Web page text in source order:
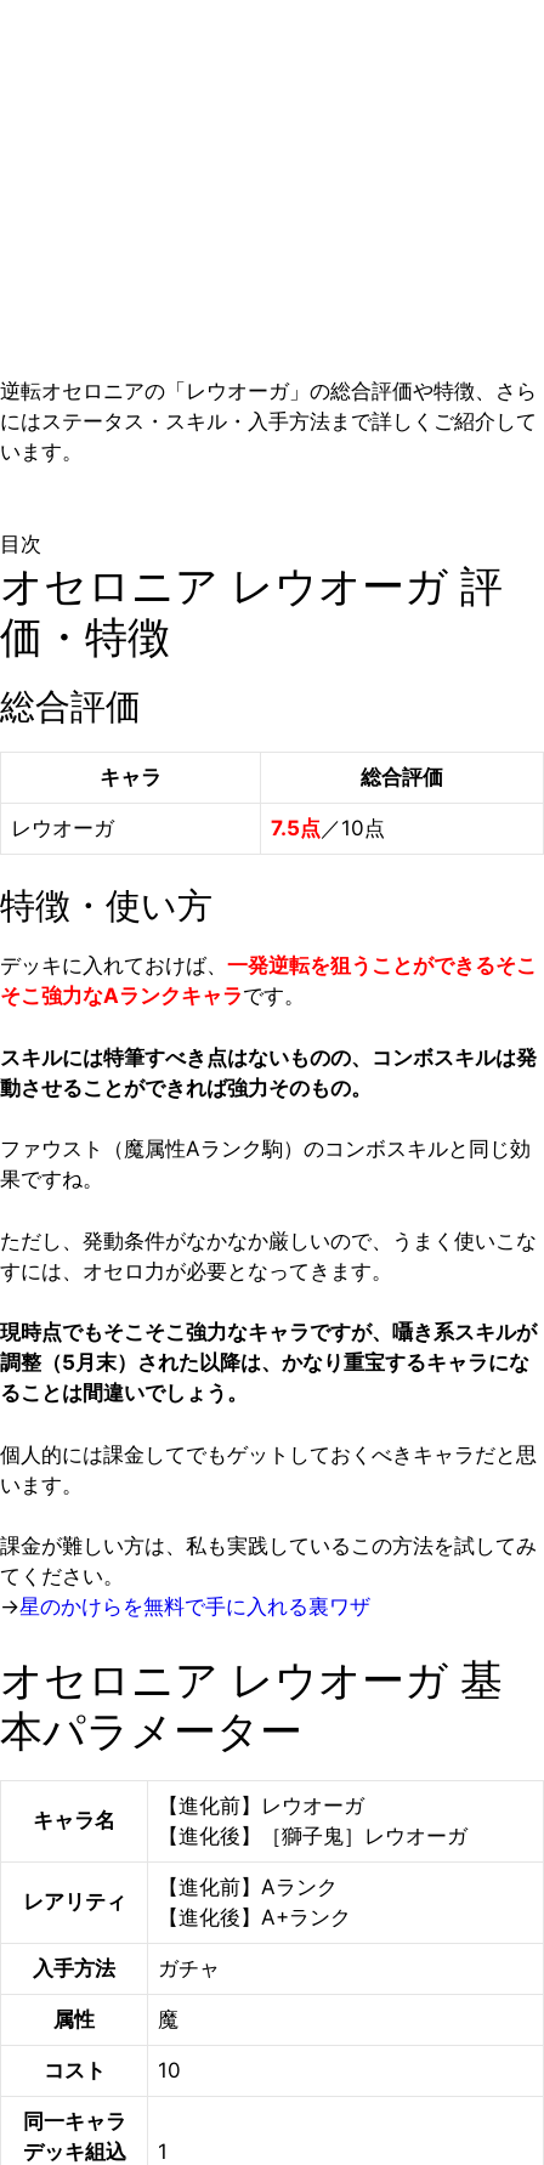
逆転オセロニアの「レウオーガ」の総合評価や特徴、さら
にはステータス・スキル・入手方法まで詳しくご紹介して
います。
目次
オセロニア レウオーガ 評
価・特徴
総合評価
キャラ 総合評価
レウオーガ 7.5点 ／10点
特徴・使い方
デッキに入れておけば、 一発逆転を狙うことができるそこ
そこ強力なAランクキャラです。
スキルには特筆すべき点はないものの、コンボスキルは発
動させることができれば強力そのもの。
ファウスト（魔属性Aランク駒）のコンボスキルと同じ効
果ですね。
ただし、発動条件がなかなか厳しいので、うまく使いこな
すには、オセロ力が必要となってきます。
現時点でもそこそこ強力なキャラですが、囁き系スキルが
調整（5月末）された以降は、かなり重宝するキャラにな
ることは間違いでしょう。
個人的には課金してでもゲットしておくべきキャラだと思
います。
課金が難しい方は、私も実践しているこの方法を試してみ
てください。
→星のかけらを無料で手に入れる裏ワザ
オセロニア レウオーガ 基
本パラメーター
キャラ名
【進化前】レウオーガ
【進化後】［獅子鬼］レウオーガ
レアリティ
【進化前】Aランク
【進化後】A+ランク
入手方法 ガチャ
属性 魔
コスト 10
同一キャラ
デッキ組込
1